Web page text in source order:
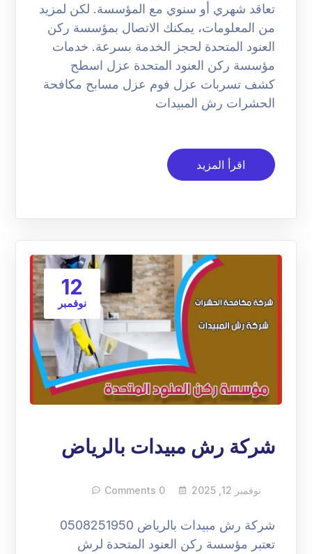
تعاقد شهري أو سنوي مع المؤسسة. لكن لمزيد
من المعلومات، يمكنك الاتصال بمؤسسة ركن
العنود المتحدة لحجز الخدمة بسرعة. خدمات
مؤسسة ركن العنود المتحدة عزل اسطح
كشف تسربات عزل فوم عزل مسابح مكافحة
الحشرات رش المبيدات
اقرأ المزيد
12
نوفمبر
شركة رش مبيدات بالرياض
نوفمبر 12, 2025 0 Comments
شركة رش مبيدات بالرياض 0508251950
تعتبر مؤسسة ركن العنود المتحدة لرش